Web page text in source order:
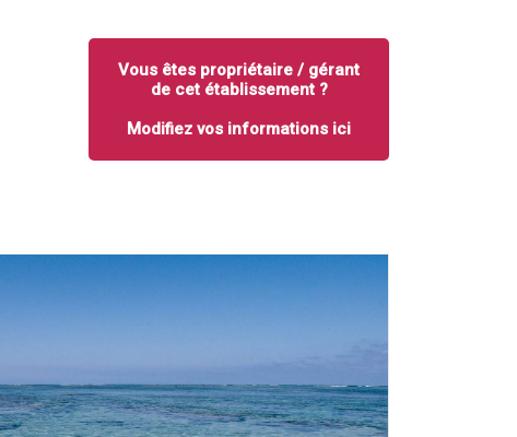
Vous êtes propriétaire / gérant
de cet établissement ?
Modifiez vos informations ici